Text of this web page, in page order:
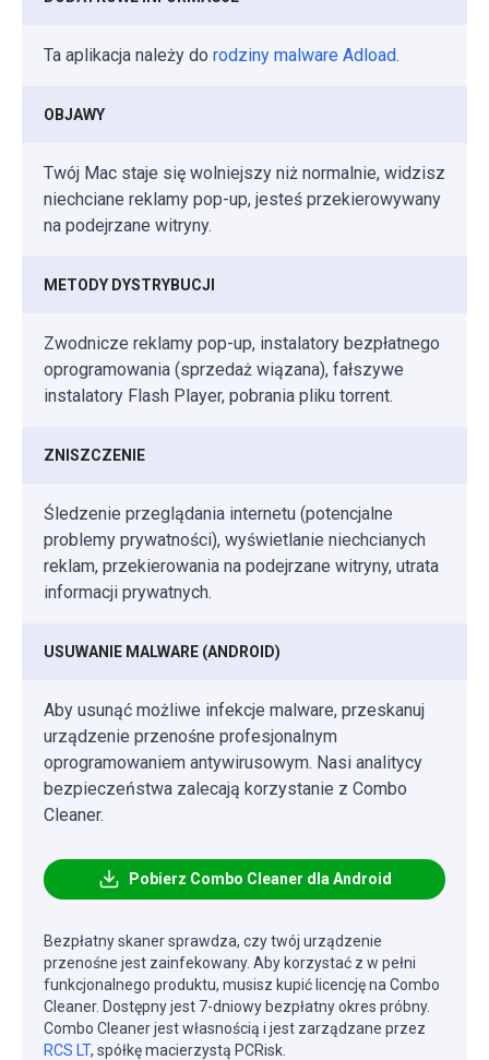
Ta aplikacja należy do rodziny malware Adload.
OBJAWY
Twój Mac staje się wolniejszy niż normalnie, widzisz
niechciane reklamy pop-up, jesteś przekierowywany
na podejrzane witryny.
METODY DYSTRYBUCJI
Zwodnicze reklamy pop-up, instalatory bezpłatnego
oprogramowania (sprzedaż wiązana), fałszywe
instalatory Flash Player, pobrania pliku torrent.
ZNISZCZENIE
Śledzenie przeglądania internetu (potencjalne
problemy prywatności), wyświetlanie niechcianych
reklam, przekierowania na podejrzane witryny, utrata
informacji prywatnych.
USUWANIE MALWARE (ANDROID)
Aby usunąć możliwe infekcje malware, przeskanuj
urządzenie przenośne profesjonalnym
oprogramowaniem antywirusowym. Nasi analitycy
bezpieczeństwa zalecają korzystanie z Combo
Cleaner.
Pobierz Combo Cleaner dla Android
Bezpłatny skaner sprawdza, czy twój urządzenie
przenośne jest zainfekowany. Aby korzystać z w pełni
funkcjonalnego produktu, musisz kupić licencję na Combo
Cleaner. Dostępny jest 7-dniowy bezpłatny okres próbny.
Combo Cleaner jest własnością i jest zarządzane przez
RCS LT, spółkę macierzystą PCRisk.